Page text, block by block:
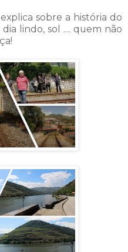
sobre a história do
lindo, sol .... quem não